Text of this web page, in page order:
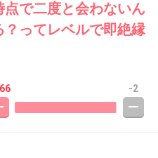
で二度と会わないん
ってレベルで即絶縁
-2